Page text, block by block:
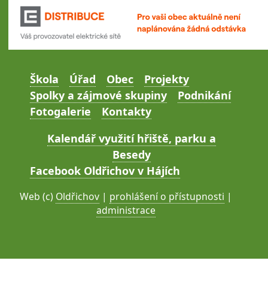
Škola Úřad Obec
Projekty
Spolky a zájmové skupiny
Podnikání
Fotogalerie
Kontakty
Kalendář využití hřiště, parku a
Besedy
Facebook Oldřichov v Hájích
Web (c) Oldřichov | prohlášení o přístupnosti |
administrace